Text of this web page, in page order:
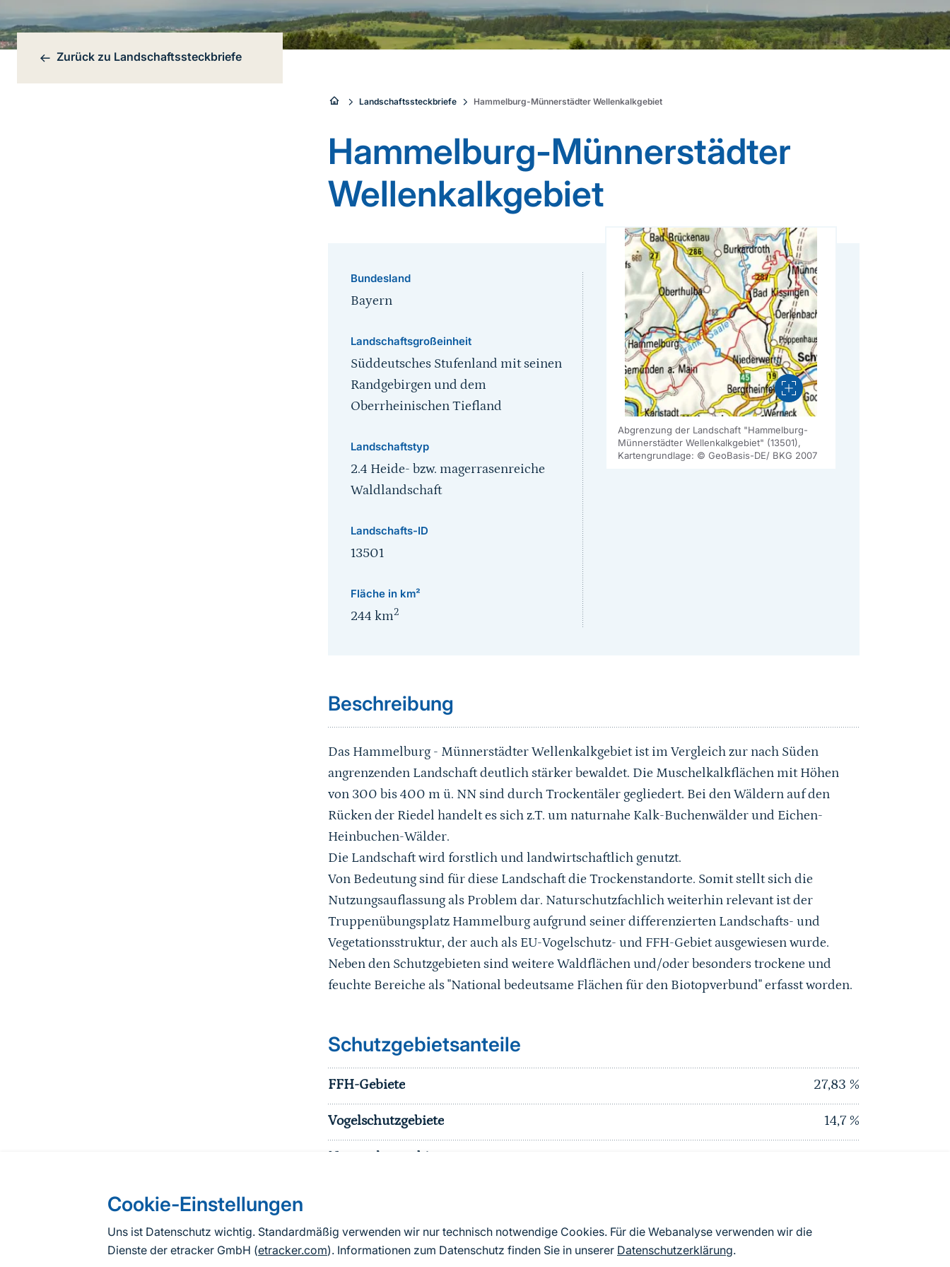
Cookie-Einstellungen
Uns ist Datenschutz wichtig. Standardmäßig verwenden wir nur technisch notwendige Cookies. Für die Webanalyse verwenden wir die
Dienste der etracker GmbH (etracker.com). Informationen zum Datenschutz finden Sie in unserer Datenschutzerklärung.
Bereichsnavigation
Zurück zu Landschaftssteckbriefe
Sie
sind
hier:
Landschaftssteckbriefe Hammelburg-Münnerstädter Wellenkalkgebiet
Hammelburg-Münnerstädter
Wellenkalkgebiet
Bundesland
Bayern
Landschaftsgroßeinheit
Süddeutsches Stufenland mit seinen
Randgebirgen und dem
Oberrheinischen Tiefland
Landschaftstyp
2.4 Heide- bzw. magerrasenreiche
Waldlandschaft
Landschafts-ID
13501
Fläche in km²
244 km2
Vergrößern
Abgrenzung der Landschaft "Hammelburg-
Münnerstädter Wellenkalkgebiet" (13501),
Kartengrundlage: © GeoBasis-DE/ BKG 2007
Beschreibung
Das Hammelburg - Münnerstädter Wellenkalkgebiet ist im Vergleich zur nach Süden
angrenzenden Landschaft deutlich stärker bewaldet. Die Muschelkalkflächen mit Höhen
von 300 bis 400 m ü. NN sind durch Trockentäler gegliedert. Bei den Wäldern auf den
Rücken der Riedel handelt es sich z.T. um naturnahe Kalk-Buchenwälder und Eichen-
Heinbuchen-Wälder.
Die Landschaft wird forstlich und landwirtschaftlich genutzt.
Von Bedeutung sind für diese Landschaft die Trockenstandorte. Somit stellt sich die
Nutzungsauflassung als Problem dar. Naturschutzfachlich weiterhin relevant ist der
Truppenübungsplatz Hammelburg aufgrund seiner differenzierten Landschafts- und
Vegetationsstruktur, der auch als EU-Vogelschutz- und FFH-Gebiet ausgewiesen wurde.
Neben den Schutzgebieten sind weitere Waldflächen und/oder besonders trockene und
feuchte Bereiche als "National bedeutsame Flächen für den Biotopverbund" erfasst worden.
Schutzgebietsanteile
FFH-Gebiete 27,83 %
Vogelschutzgebiete 14,7 %
Naturschutzgebiete
sonst. Schutzgebiete